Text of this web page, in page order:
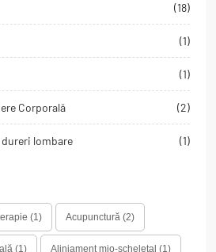
(18)
(1)
(1)
Corporală (2)
lombare (1)
(1) Acupunctură (2)
(1) Aliniament mio-scheletal (1)